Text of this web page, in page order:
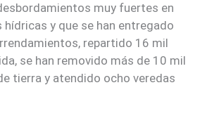
muy fuertes en
y que se han entregado
repartido 16 mil
se han removido más de 10 mil
tierra y atendido ocho veredas